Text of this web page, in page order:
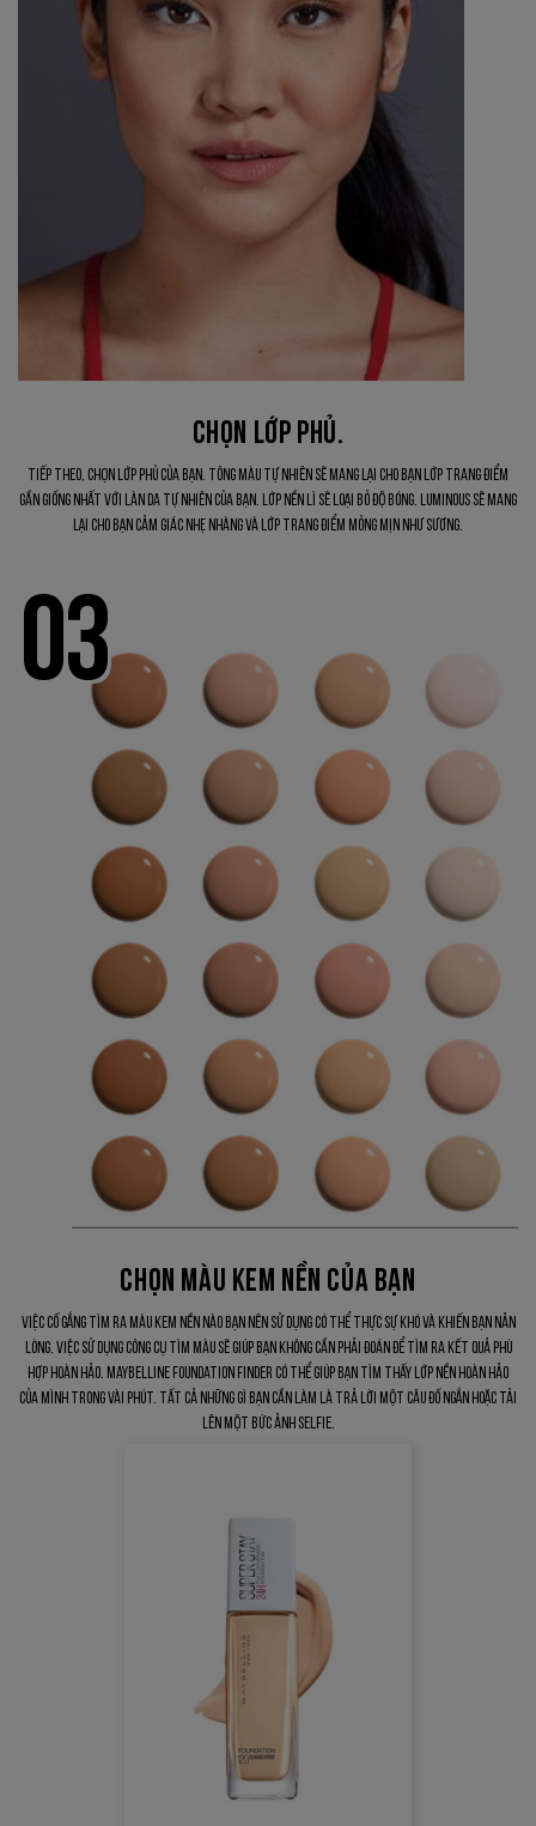
CHỌN LỚP PHỦ.
Tiếp theo, chọn lớp phủ của bạn. Tông màu tự nhiên sẽ mang lại cho bạn lớp trang điểm
gần giống nhất với làn da tự nhiên của bạn. Lớp nền lì sẽ loại bỏ độ bóng. Luminous sẽ mang
lại cho bạn cảm giác nhẹ nhàng và lớp trang điểm mỏng mịn như sương.
CHỌN MÀU KEM NỀN CỦA BẠN
Việc cố gắng tìm ra màu kem nền nào bạn nên sử dụng có thể thực sự khó và khiến bạn nản
lòng. Việc sử dụng công cụ tìm màu sẽ giúp bạn không cần phải đoán để tìm ra kết quả phù
hợp hoàn hảo. Maybelline Foundation Finder có thể giúp bạn tìm thấy lớp nền hoàn hảo
của mình trong vài phút. Tất cả những gì bạn cần làm là trả lời một câu đố ngắn hoặc tải
lên một bức ảnh selfie.